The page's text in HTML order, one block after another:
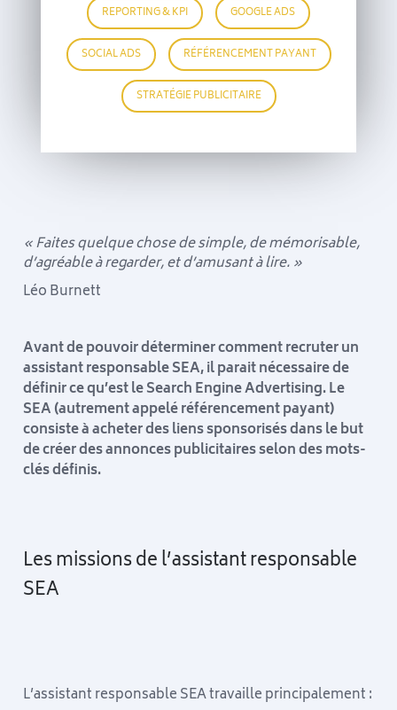
REPORTING & KPI GOOGLE ADS
SOCIAL ADS RÉFÉRENCEMENT PAYANT
STRATÉGIE PUBLICITAIRE
« Faites quelque chose de simple, de mémorisable,
d’agréable à regarder, et d’amusant à lire. »
Léo Burnett
Avant de pouvoir déterminer comment recruter un
assistant responsable SEA, il parait nécessaire de
définir ce qu’est le Search Engine Advertising. Le
SEA (autrement appelé référencement payant)
consiste à acheter des liens sponsorisés dans le but
de créer des annonces publicitaires selon des mots-
clés définis.
Les missions de l’assistant responsable
SEA
L’assistant responsable SEA travaille principalement :